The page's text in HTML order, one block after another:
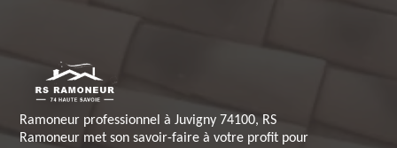
Ramoneur professionnel à Juvigny 74100, RS
Ramoneur met son savoir-faire à votre profit pour